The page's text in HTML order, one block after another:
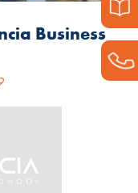
Business